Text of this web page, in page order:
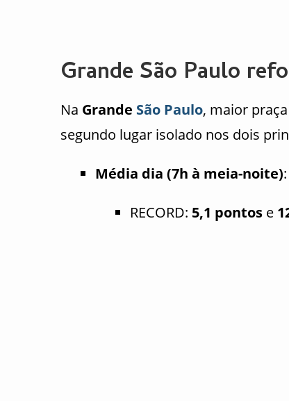
Grande São Paulo
Na Grande São Paulo, maior
segundo lugar isolado nos dois
Média dia (7h à meia-noite):
RECORD: 5,1 pontos e